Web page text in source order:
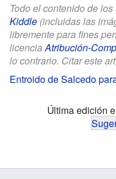
Todo el contenido de
Kiddle (incluidas las
libremente para fines
licenciaAtribución-
lo contrario. Citar este
Entroido de Salcedo
Última edición